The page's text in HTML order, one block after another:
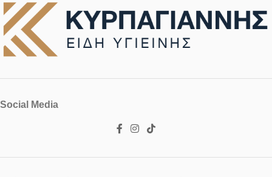
Social Media